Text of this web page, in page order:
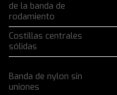
de la banda de
rodamiento
Costillas centrales
sólidas
Banda de nylon sin
uniones